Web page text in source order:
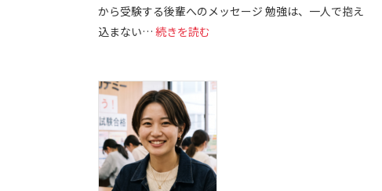
から受験する後輩へのメッセージ 勉強は、一人で抱え
込まない… 続きを読む : 合格は、努力が教えてくれた「